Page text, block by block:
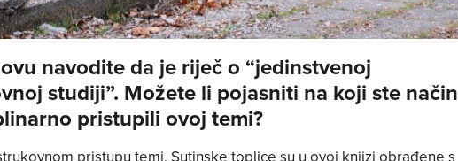
navodite da je riječ o “jedinstvenoj
studiji”. Možete li pojasniti na koji ste način
pristupili ovoj temi?
pristupu temi. Sutinske toplice su u ovoj knjizi obrađene s